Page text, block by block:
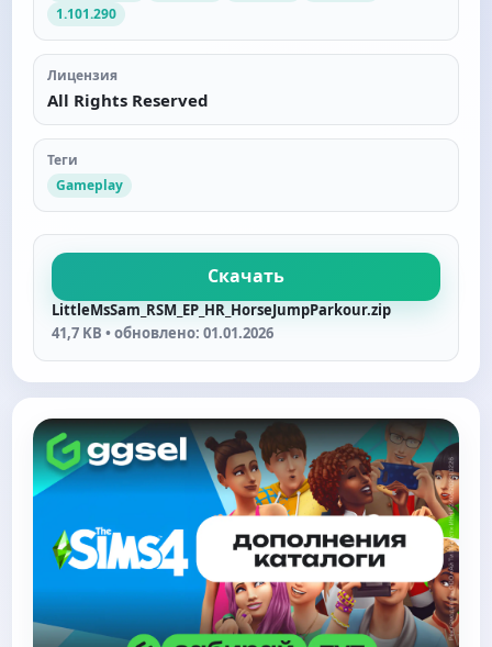
1.101.290
Лицензия
All Rights Reserved
Теги
Gameplay
Скачать
LittleMsSam_RSM_EP_HR_HorseJumpParkour.zip
41,7 KB • обновлено: 01.01.2026